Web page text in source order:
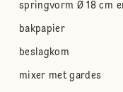
springvorm Ø 18 cm
bakpapier
beslagkom
mixer met gardes